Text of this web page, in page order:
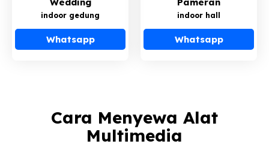
indoor gedung
Whatsapp
indoor hall
Whatsapp
Cara Menyewa Alat
Multimedia